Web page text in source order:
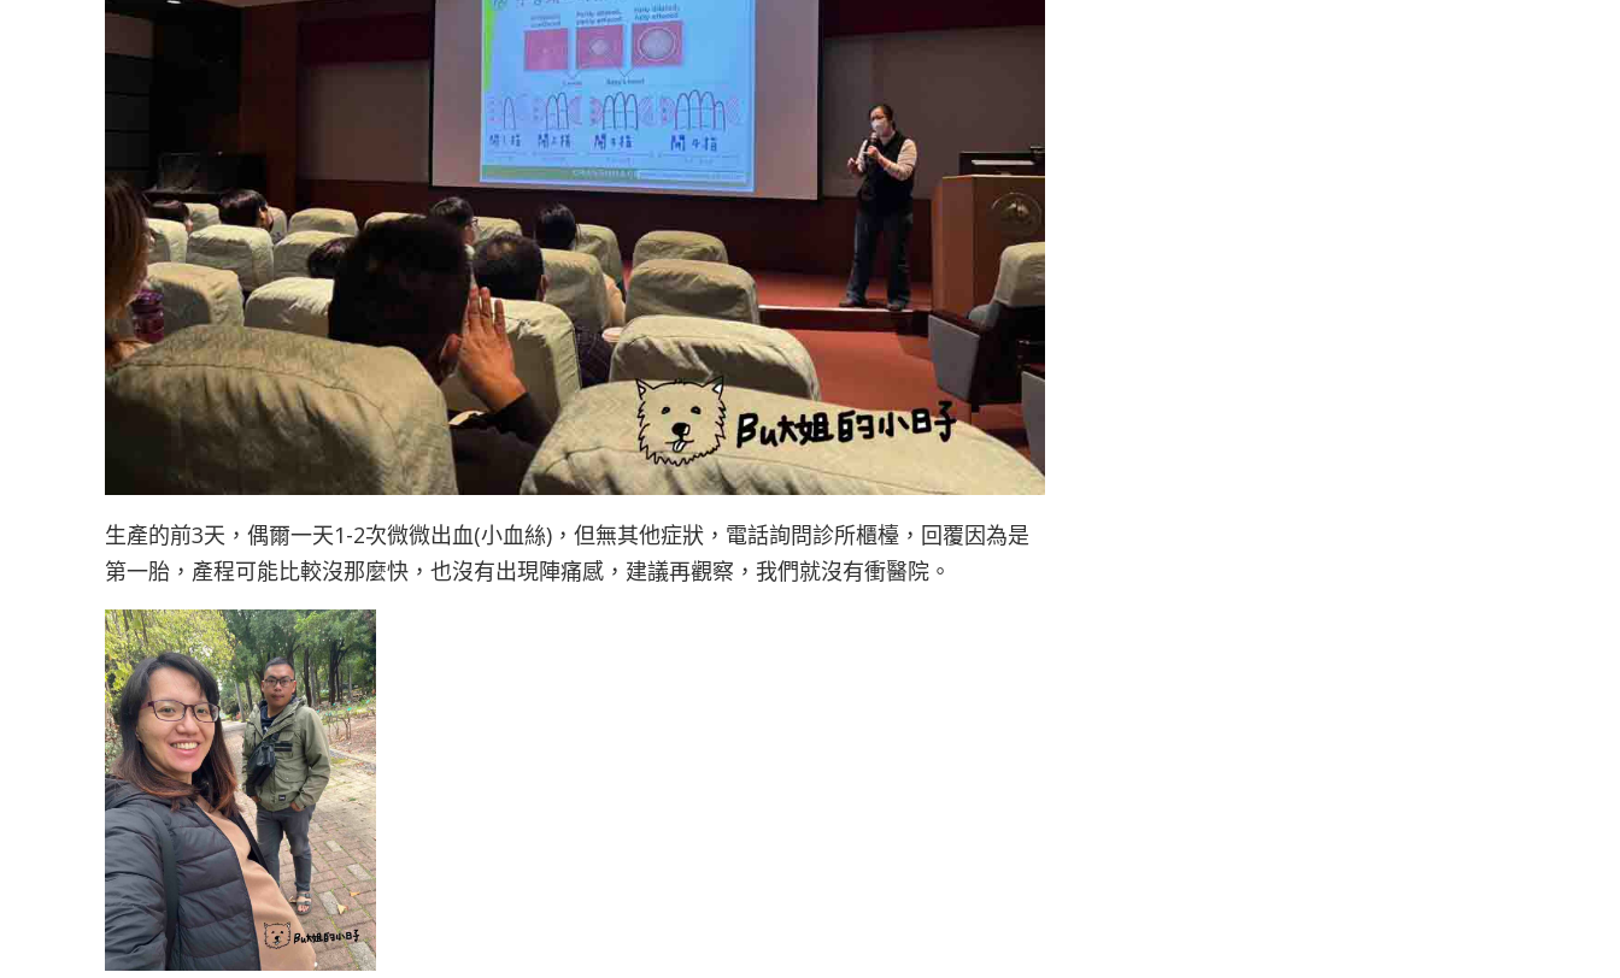
生產的前3天，偶爾一天1-2次微微出血(小血絲)，但無其他症狀，電話詢問診所櫃檯，回覆因為是
第一胎，產程可能比較沒那麼快，也沒有出現陣痛感，建議再觀察，我們就沒有衝醫院。